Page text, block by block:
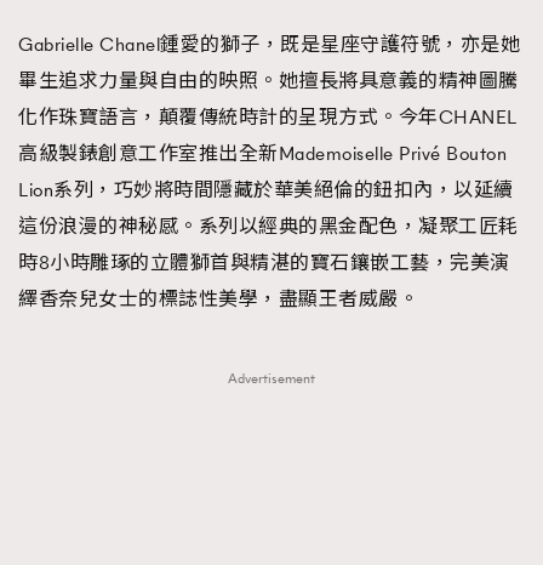
Gabrielle Chanel鍾愛的獅子，既是星座守護符號，亦是她
畢生追求力量與自由的映照。她擅長將具意義的精神圖騰
化作珠寶語言，顛覆傳統時計的呈現方式。今年CHANEL
高級製錶創意工作室推出全新Mademoiselle Privé Bouton
Lion系列，巧妙將時間隱藏於華美絕倫的鈕扣內，以延續
這份浪漫的神秘感。系列以經典的黑金配色，凝聚工匠耗
時8小時雕琢的立體獅首與精湛的寶石鑲嵌工藝，完美演
繹香奈兒女士的標誌性美學，盡顯王者威嚴。
Advertisement